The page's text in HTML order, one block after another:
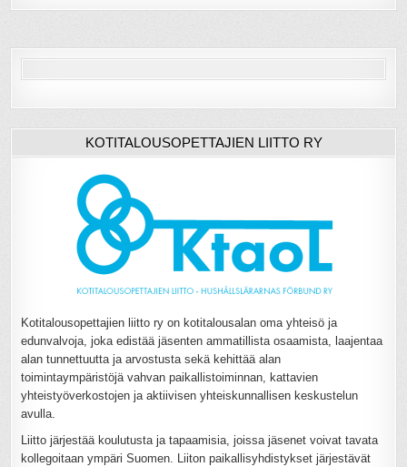
KOTITALOUSOPETTAJIEN LIITTO RY
Kotitalousopettajien liitto ry on kotitalousalan oma yhteisö ja
edunvalvoja, joka edistää jäsenten ammatillista osaamista, laajentaa
alan tunnettuutta ja arvostusta sekä kehittää alan
toimintaympäristöjä vahvan paikallistoiminnan, kattavien
yhteistyöverkostojen ja aktiivisen yhteiskunnallisen keskustelun
avulla.
Liitto järjestää koulutusta ja tapaamisia, joissa jäsenet voivat tavata
kollegoitaan ympäri Suomen. Liiton paikallisyhdistykset järjestävät